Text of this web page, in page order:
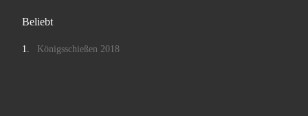
Beliebt
Königsschießen 2018